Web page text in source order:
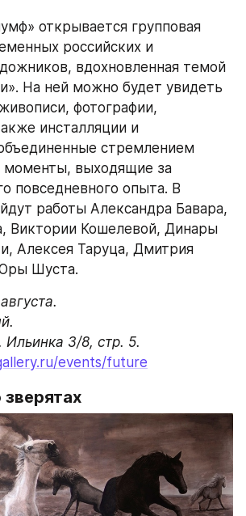
открывается групповая
российских и
вдохновленная темой
На ней можно будет увидеть
фотографии,
инсталляции и
стремлением
моменты, выходящие за
повседневного опыта. В
работы Александра Бавара,
Виктории Кошелевой, Динары
Алексея Таруца, Дмитрия
Шуста.
events/future